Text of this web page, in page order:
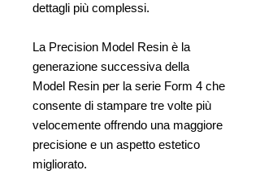
dettagli più complessi.
La Precision Model Resin è la
generazione successiva della
Model Resin per la serie Form 4 che
consente di stampare tre volte più
velocemente offrendo una maggiore
precisione e un aspetto estetico
migliorato.